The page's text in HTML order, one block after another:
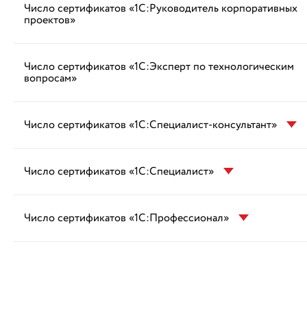
Число сертификатов «1С:Руководитель корпоративных
проектов»
Число сертификатов «1С:Эксперт по технологическим
вопросам»
Число сертификатов «1С:Специалист-консультант»
Число сертификатов «1С:Специалист»
Число сертификатов «1С:Профессионал»